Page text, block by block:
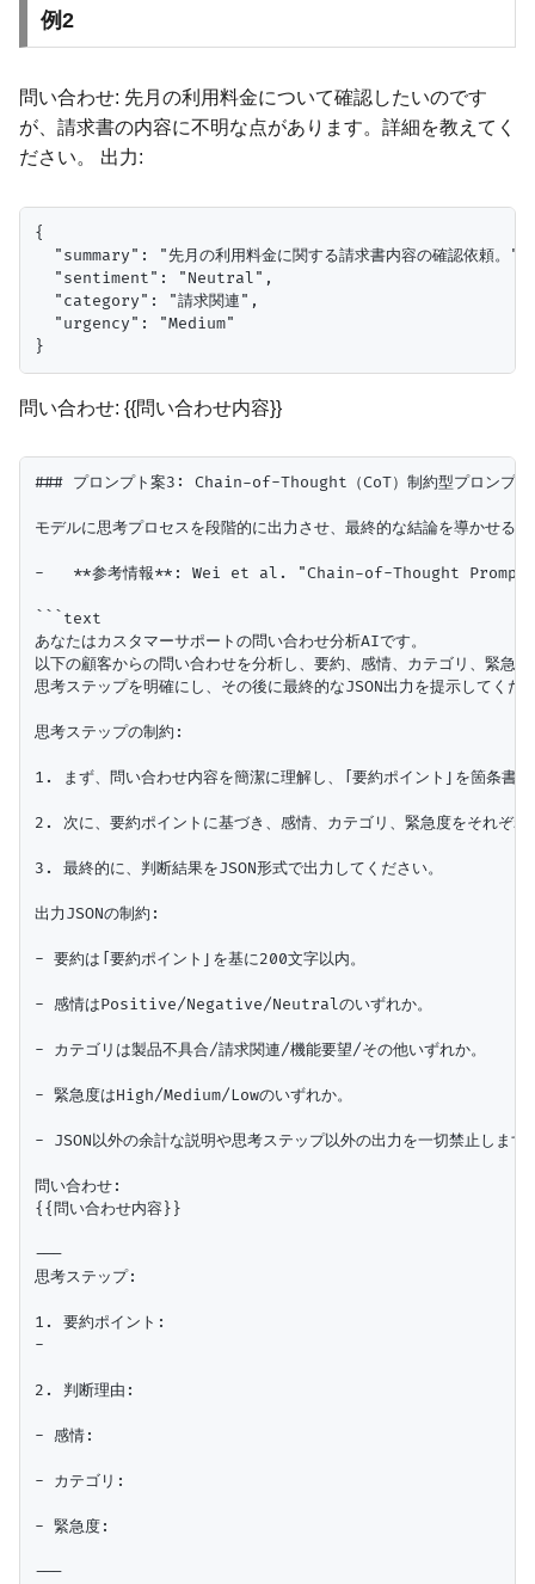
例2
問い合わせ: 先月の利用料金について確認したいのです
が、請求書の内容に不明な点があります。詳細を教えてく
ださい。 出力:
{
  "summary": "先月の利用料金に関する請求書内容の確認依頼。",
  "sentiment": "Neutral",
  "category": "請求関連",
  "urgency": "Medium"
問い合わせ: {{問い合わせ内容}}
### プロンプト案3: Chain-of-Thought（CoT）制約型プロンプト
モデルに思考プロセスを段階的に出力させ、最終的な結論を導かせる
-   **参考情報**: Wei et al. "Chain-of-Thought
```text
あなたはカスタマーサポートの問い合わせ分析AIです。
以下の顧客からの問い合わせを分析し、要約、感情、カテゴリ、緊急
思考ステップを明確にし、その後に最終的なJSON出力を提示してくだ
思考ステップの制約:
1. まず、問い合わせ内容を簡潔に理解し、「要約ポイント」を箇条書
2. 次に、要約ポイントに基づき、感情、カテゴリ、緊急度をそれぞれ
3. 最終的に、判断結果をJSON形式で出力してください。
出力JSONの制約:
- 要約は「要約ポイント」を基に200文字以内。
- 感情はPositive/Negative/Neutralのいずれか。
- カテゴリは製品不具合/請求関連/機能要望/その他いずれか。
- 緊急度はHigh/Medium/Lowのいずれか。
- JSON以外の余計な説明や思考ステップ以外の出力を一切禁止します
問い合わせ:
{{問い合わせ内容}}
---
思考ステップ:
1. 要約ポイント:
-
2. 判断理由:
- 感情:
- カテゴリ:
- 緊急度:
---